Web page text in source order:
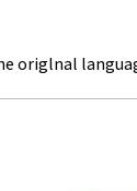
origlnal